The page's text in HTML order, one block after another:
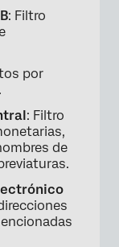
: Filtro
por
: Filtro
de